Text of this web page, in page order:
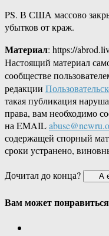
PS. В США массово
убытков от краж.
Материал: https://
Настоящий материал
сообществе
редакции
такая публикация
права, вам необходимо
на EMAIL
содержащей спорный
сроки устранено,
Дочитал до конца?
Вам может